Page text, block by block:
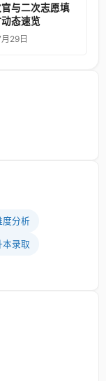
度分析
本录取
与二次志愿填
态速览
29日